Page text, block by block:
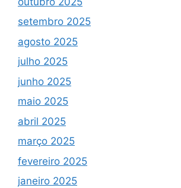
setembro 2025
agosto 2025
julho 2025
junho 2025
maio 2025
abril 2025
março 2025
fevereiro 2025
janeiro 2025